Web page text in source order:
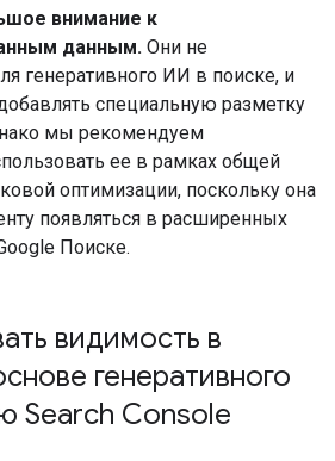
внимание к
данным. Они не
генеративного ИИ в поиске, и
специальную разметку
мы рекомендуем
ее в рамках общей
оптимизации, поскольку она
появляться в расширенных
Поиске.
видимость в
генеративного
Search Console